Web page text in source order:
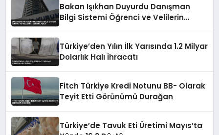
Bakan Işıkhan Duyurdu Danışman
Bilgi Sistemi Öğrenci ve Velilerin
Türkiye’den Yılın İlk Yarısında 1.2 Milyar
Dolarlık Halı İhracatı
Fitch Türkiye Kredi Notunu BB- Olarak
Teyit Etti Görünümü Durağan
Türkiye’de Tavuk Eti Üretimi Mayıs’ta